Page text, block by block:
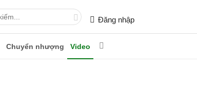
Đăng nhập
Chuyển nhượng Video